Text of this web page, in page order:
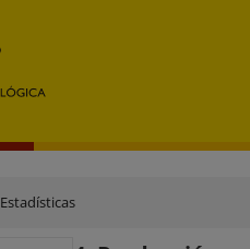
Estadísticas